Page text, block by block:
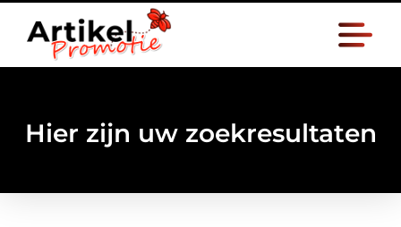
Hier zijn uw zoekresultaten